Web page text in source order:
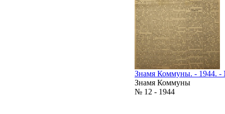
Знамя Коммуны. - 1944. -
Знамя Коммуны
№ 12 - 1944